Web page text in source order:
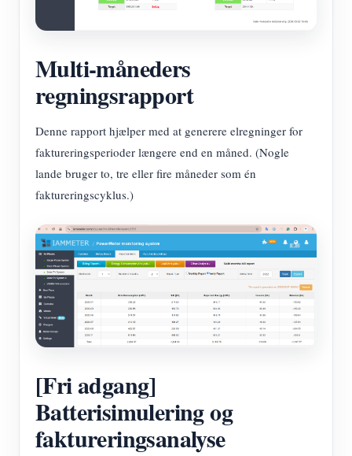
Multi-måneders
regningsrapport
Denne rapport hjælper med at generere elregninger for
faktureringsperioder længere end en måned. (Nogle
lande bruger to, tre eller fire måneder som én
faktureringscyklus.)
[Fri adgang]
Batterisimulering og
faktureringsanalyse